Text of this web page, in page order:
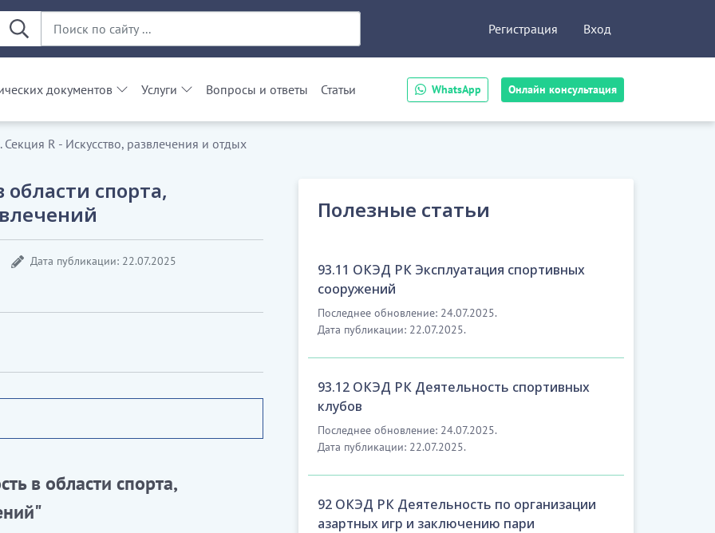
WhatsApp Онлайн консультация
Регистрация Вход
документов Услуги Вопросы и ответы Статьи
R - Искусство, развлечения и отдых
спорта,
Дата публикации: 22.07.2025
в области спорта,
Полезные статьи
93.11 ОКЭД РК Эксплуатация спортивных
сооружений
Последнее обновление: 24.07.2025.
Дата публикации: 22.07.2025.
93.12 ОКЭД РК Деятельность спортивных
клубов
Последнее обновление: 24.07.2025.
Дата публикации: 22.07.2025.
92 ОКЭД РК Деятельность по организации
азартных игр и заключению пари